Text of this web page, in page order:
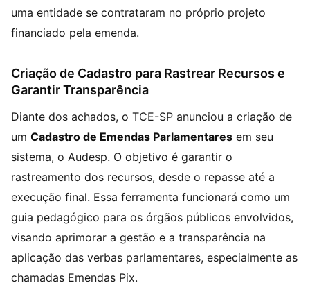
uma entidade se contrataram no próprio projeto
financiado pela emenda.
Criação de Cadastro para Rastrear Recursos e
Garantir Transparência
Diante dos achados, o TCE-SP anunciou a criação de
um Cadastro de Emendas Parlamentares em seu
sistema, o Audesp. O objetivo é garantir o
rastreamento dos recursos, desde o repasse até a
execução final. Essa ferramenta funcionará como um
guia pedagógico para os órgãos públicos envolvidos,
visando aprimorar a gestão e a transparência na
aplicação das verbas parlamentares, especialmente as
chamadas Emendas Pix.